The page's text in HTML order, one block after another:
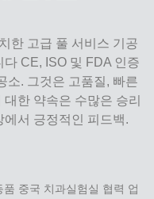
한 고급 풀 서비스 기공
CE, ISO 및 FDA 인증
소. 그것은 고품질, 빠른
한 약속은 수많은 승리
서 긍정적인 피드백.
중국 치과실험실 협력 업